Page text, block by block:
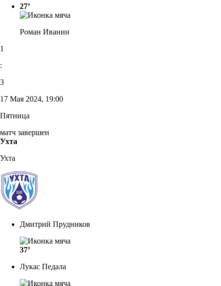
27’
Роман Иванин
1
:
3
17 Мая 2024, 19:00
Пятница
матч завершен
Ухта
Ухта
Дмитрий Прудников
37’
Лукас Педала